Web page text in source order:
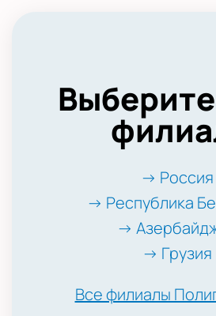
→ Россия
→ Республика
→
→ Грузия
Все филиалы